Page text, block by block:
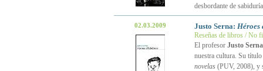
desbordante de
02.03.2009 Justo Serna: Héroes
Reseñas de libros / No
El profesor Justo Serna
nuestra cultura. Su
novelas(PUV, 2008), y